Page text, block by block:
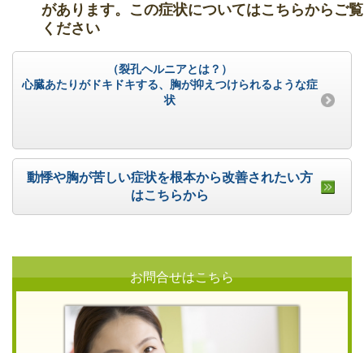
があります。この症状についてはこちらからご覧
ください
（裂孔ヘルニアとは？）
心臓あたりがドキドキする、胸が抑えつけられるような症
状
動悸や胸が苦しい症状を根本から改善されたい方
はこちらから
お問合せはこちら